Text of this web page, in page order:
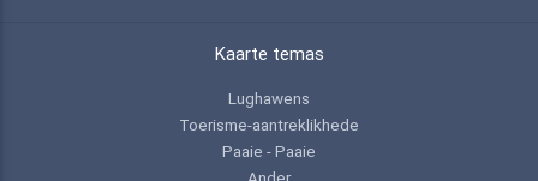
Kaarte temas
Lughawens
Toerisme-aantreklikhede
Paaie - Paaie